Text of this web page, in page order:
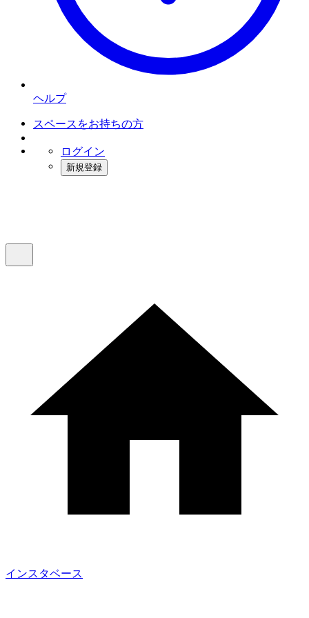
ヘルプ
スペースをお持ちの方
ログイン
新規登録
インスタベース